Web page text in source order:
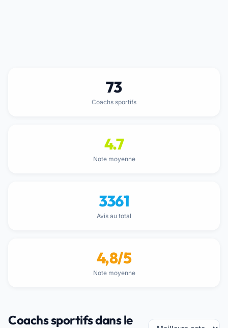
73
Coachs sportifs
4.7
Note moyenne
3361
Avis au total
4,8/5
Note moyenne
Coachs sportifs dans le